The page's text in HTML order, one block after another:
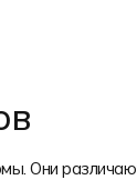
Они